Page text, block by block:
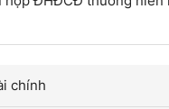
chính